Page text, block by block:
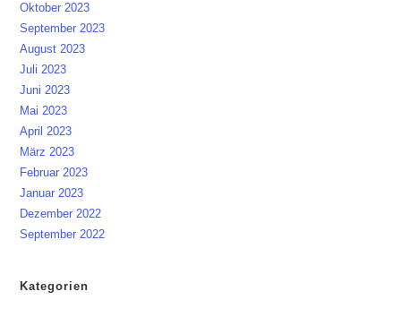
Oktober 2023
September 2023
August 2023
Juli 2023
Juni 2023
Mai 2023
April 2023
März 2023
Februar 2023
Januar 2023
Dezember 2022
September 2022
Kategorien